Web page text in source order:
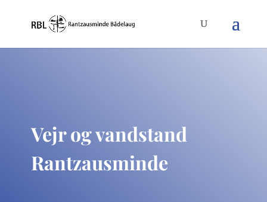
Vejr og vandstand
Rantzausminde